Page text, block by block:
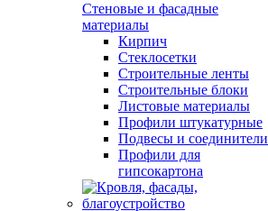
Стеновые и фасадные
материалы
Кирпич
Стеклосетки
Строительные ленты
Строительные блоки
Листовые материалы
Профили штукатурные
Подвесы и соединители
Профили для
гипсокартона